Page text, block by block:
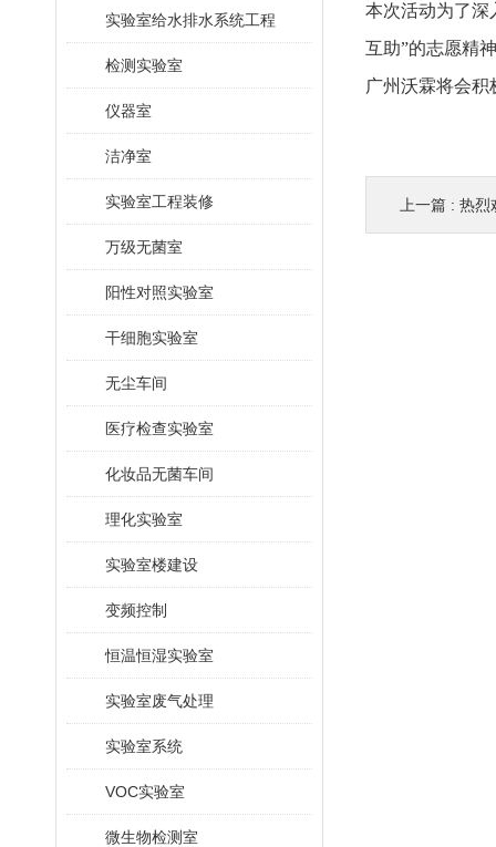
实验室给水排水系统工程
检测实验室
仪器室
洁净室
实验室工程装修
万级无菌室
阳性对照实验室
干细胞实验室
无尘车间
医疗检查实验室
化妆品无菌车间
理化实验室
实验室楼建设
变频控制
恒温恒湿实验室
实验室废气处理
实验室系统
VOC实验室
微生物检测室
本次活动为了深
互助”的志愿精
广州沃霖将会
上一篇 : 热烈欢